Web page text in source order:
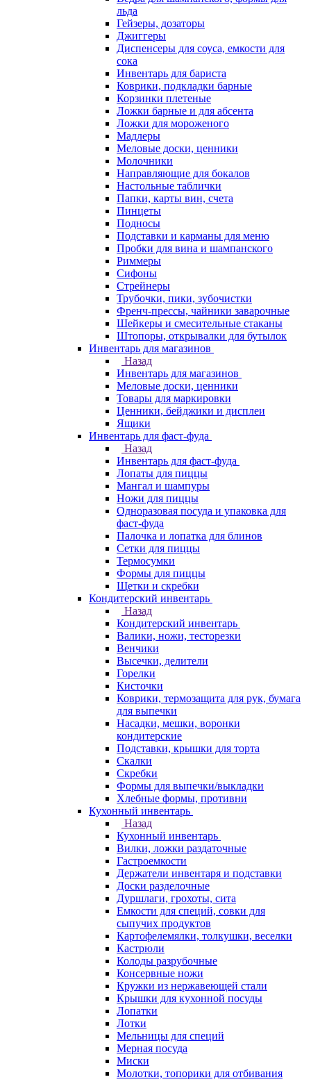
льда
Гейзеры, дозаторы
Джиггеры
Диспенсеры для соуса, емкости для
сока
Инвентарь для бариста
Коврики, подкладки барные
Корзинки плетеные
Ложки барные и для абсента
Ложки для мороженого
Мадлеры
Меловые доски, ценники
Молочники
Направляющие для бокалов
Настольные таблички
Папки, карты вин, счета
Пинцеты
Подносы
Подставки и карманы для меню
Пробки для вина и шампанского
Риммеры
Сифоны
Стрейнеры
Трубочки, пики, зубочистки
Френч-прессы, чайники заварочные
Шейкеры и смесительные стаканы
Штопоры, открывалки для бутылок
Инвентарь для магазинов
Назад
Инвентарь для магазинов
Меловые доски, ценники
Товары для маркировки
Ценники, бейджики и дисплеи
Ящики
Инвентарь для фаст-фуда
Назад
Инвентарь для фаст-фуда
Лопаты для пиццы
Мангал и шампуры
Ножи для пиццы
Одноразовая посуда и упаковка для
фаст-фуда
Палочка и лопатка для блинов
Сетки для пиццы
Термосумки
Формы для пиццы
Щетки и скребки
Кондитерский инвентарь
Назад
Кондитерский инвентарь
Валики, ножи, тесторезки
Венчики
Высечки, делители
Горелки
Кисточки
Коврики, термозащита для рук, бумага
для выпечки
Насадки, мешки, воронки
кондитерские
Подставки, крышки для торта
Скалки
Скребки
Формы для выпечки/выкладки
Хлебные формы, противни
Кухонный инвентарь
Назад
Кухонный инвентарь
Вилки, ложки раздаточные
Гастроемкости
Держатели инвентаря и подставки
Доски разделочные
Дуршлаги, грохоты, сита
Емкости для специй, совки для
сыпучих продуктов
Картофелемялки, толкушки, веселки
Кастрюли
Колоды разрубочные
Консервные ножи
Кружки из нержавеющей стали
Крышки для кухонной посуды
Лопатки
Лотки
Мельницы для специй
Мерная посуда
Миски
Молотки, топорики для отбивания